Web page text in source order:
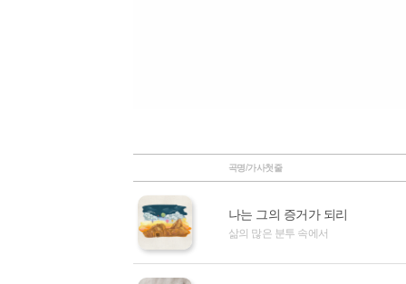
곡명/가사첫줄
나는 그의 증거가 되리
삶의 많은 분투 속에서